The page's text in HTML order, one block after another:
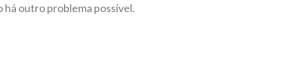
há outro problema possível.